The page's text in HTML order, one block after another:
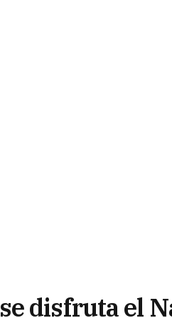
disfruta el